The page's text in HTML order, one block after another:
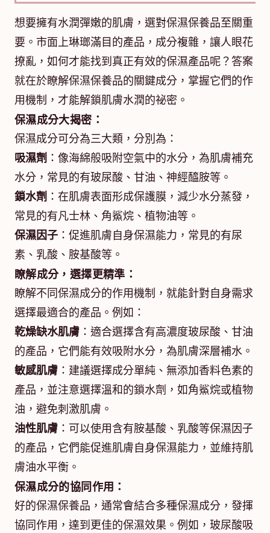
想要擁有水潤彈嫩的肌膚，選對保濕保養品至關重
要。市面上琳瑯滿目的產品，成分複雜，讓人眼花
撩亂，如何才能找到真正有效的保濕產品呢？答案
就在於瞭解保濕保養品的關鍵成分，掌握它們的作
用機制，才能解鎖肌膚水潤的祕密。
保濕成分大揭密：
保濕成分可分為三大類，分別為：
吸濕劑 ：像海綿般吸附空氣中的水分，為肌膚補充
水分，常見的有玻尿酸、甘油、神經醯胺等。
鎖水劑 ：在肌膚表面形成保護膜，減少水分蒸發，
常見的有凡士林、角鯊烷、植物油等。
保濕因子 ：促進肌膚自身保濕能力，常見的有尿
素、乳酸、胺基酸等。
瞭解成分，選擇更精準：
瞭解不同保濕成分的作用機制，就能針對自身需求
選擇最適合的產品。例如：
乾燥缺水肌膚 ：適合選擇含有高濃度玻尿酸、甘油
的產品，它們能有效吸附水分，為肌膚深層補水。
敏感肌膚 ：建議選擇成分單純、無添加香料色素的
產品，並注意選擇溫和的鎖水劑，如角鯊烷或植物
油，避免刺激肌膚。
油性肌膚 ：可以使用含有胺基酸、乳酸等保濕因子
的產品，它們能促進肌膚自身保濕能力，並維持肌
膚油水平衡。
保濕成分的協同作用：
好的保濕保養品，通常會結合多種保濕成分，發揮
協同作用，達到更佳的保濕效果。例如，玻尿酸吸